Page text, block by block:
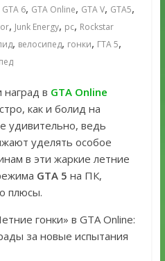
GTA 6, GTA Online, GTA V, GTA5,
, Junk Energy, pc, Rockstar
, велосипед, гонки, ГТА 5,
в GTA Online
как и болид на
удивительно, ведь
уделять особое
в эти жаркие летние
GTA 5 на ПК,
плюсы.
гонки» в GTA Online:
за новые испытания